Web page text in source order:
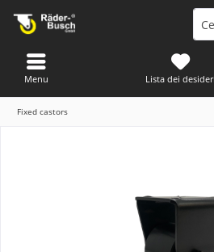
Lista dei desideri
Menu
Fixed castors